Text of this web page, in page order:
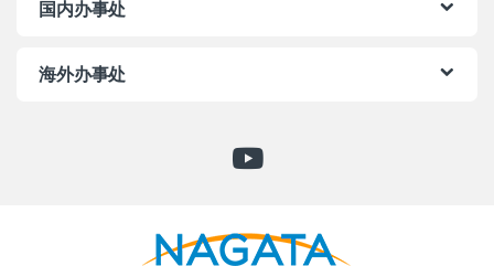
国内办事处
海外办事处